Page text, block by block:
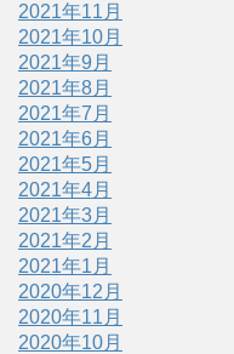
2021年11月
2021年10月
2021年9月
2021年8月
2021年7月
2021年6月
2021年5月
2021年4月
2021年3月
2021年2月
2021年1月
2020年12月
2020年11月
2020年10月